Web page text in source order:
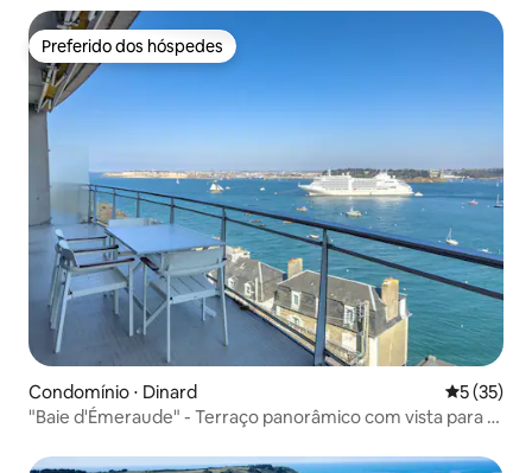
Preferido dos hóspedes
Preferido dos hóspedes
Condomínio ⋅ Dinard 5 de uma
5 (35)
"Baie d'Émeraude" - Terraço panorâmico com vista para o